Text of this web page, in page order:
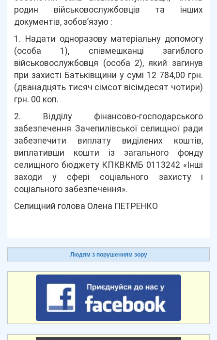
родин військовослужбовців та інших
документів, зобов’язую :
1. Надати одноразову матеріальну допомогу
(особа 1), співмешканці загиблого
військовослужбовця (особа 2), який загинув
при захисті Батьківщини у сумі 12 784,00 грн.
(дванадцять тисяч сімсот вісімдесят чотири)
грн. 00 коп.
2. Відділу фінансово-господарського
забезпечення Зачепилівської селищної ради
забезпечити виплату виділених коштів,
виплативши кошти із загального фонду
селищного бюджету КПКВКМБ 0113242 «Інші
заходи у сфері соціального захисту і
соціального забезпечення».
Селищний голова Олена ПЕТРЕНКО
Людям з порушенням зору